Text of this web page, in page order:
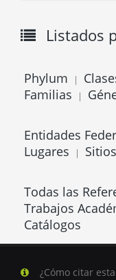
Listados
Phylum |
Familias |
Entidades
Lugares | Sitios
Todas las
Trabajos
Catálogos
¿Cómo citar